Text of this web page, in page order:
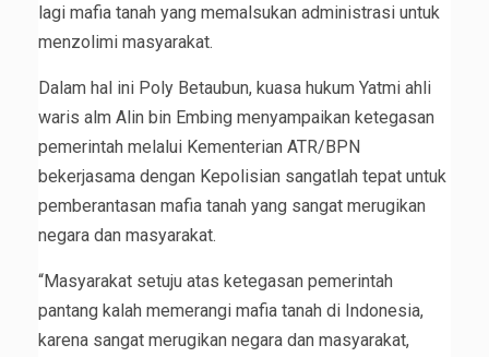
lagi mafia tanah yang memalsukan administrasi untuk
menzolimi masyarakat.
Dalam hal ini Poly Betaubun, kuasa hukum Yatmi ahli
waris alm Alin bin Embing menyampaikan ketegasan
pemerintah melalui Kementerian ATR/BPN
bekerjasama dengan Kepolisian sangatlah tepat untuk
pemberantasan mafia tanah yang sangat merugikan
negara dan masyarakat.
“Masyarakat setuju atas ketegasan pemerintah
pantang kalah memerangi mafia tanah di Indonesia,
karena sangat merugikan negara dan masyarakat,